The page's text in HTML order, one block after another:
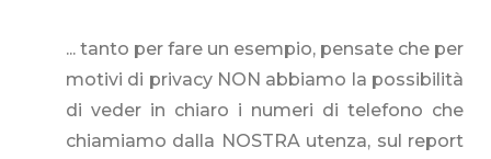
... tanto per fare un esempio, pensate che per
motivi di privacy NON abbiamo la possibilità
di veder in chiaro i numeri di telefono che
chiamiamo dalla NOSTRA utenza, sul report